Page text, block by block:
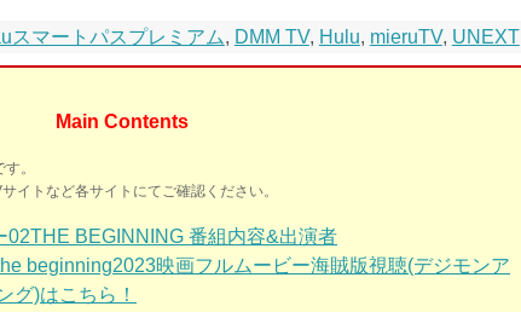
スマートパスプレミアム, DMM TV, Hulu, mieruTV, UNEXT
Main Contents
。
イトなど各サイトにてご確認ください。
02THE BEGINNING 番組内容&出演者
beginning2023映画フルムービー海賊版視聴(デジモンア
グ)はこちら！